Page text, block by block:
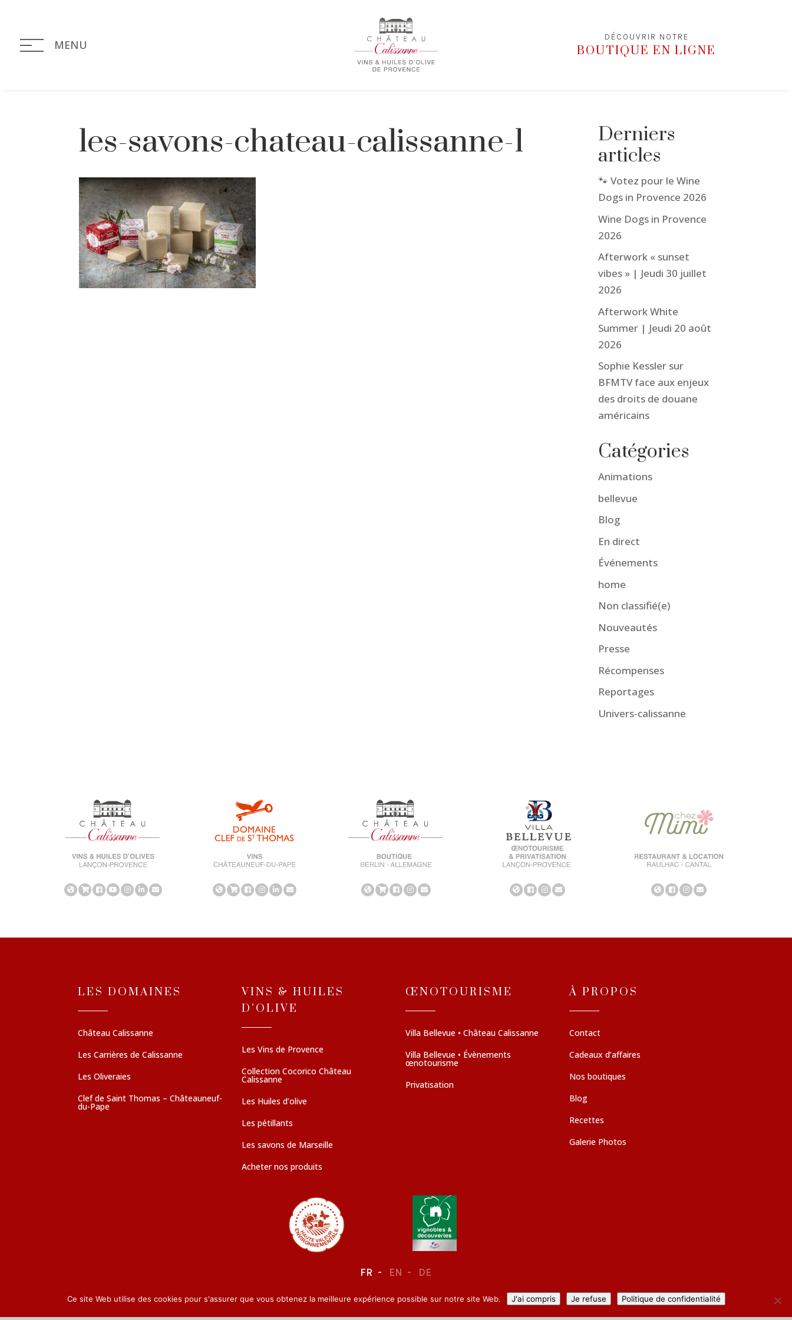
MENU
DÉCOUVRIR NOTRE
BOUTIQUE EN LIGNE
les-savons-chateau-calissanne-1
Derniers
articles
🐾 Votez pour le Wine
Dogs in Provence 2026
Wine Dogs in Provence
2026
Afterwork « sunset
vibes » | Jeudi 30 juillet
2026
Afterwork White
Summer | Jeudi 20 août
2026
Sophie Kessler sur
BFMTV face aux enjeux
des droits de douane
américains
Catégories
Animations
bellevue
Blog
En direct
Événements
home
Non classifié(e)
Nouveautés
Presse
Récompenses
Reportages
Univers-calissanne
LES DOMAINES
Château Calissanne
Les Carrières de Calissanne
Les Oliveraies
Clef de Saint Thomas – Châteauneuf-
du-Pape
VINS & HUILES
D'OLIVE
Les Vins de Provence
Collection Cocorico Château
Calissanne
Les Huiles d’olive
Les pétillants
Les savons de Marseille
Acheter nos produits
ŒNOTOURISME
Villa Bellevue • Château Calissanne
Villa Bellevue • Évènements
œnotourisme
Privatisation
À PROPOS
Contact
Cadeaux d’affaires
Nos boutiques
Blog
Recettes
Galerie Photos
FR EN DE
LEGAL NOTICE CONFIDENTIALITY
Ce site Web utilise des cookies pour s'assurer que vous obtenez la meilleure expérience possible sur notre site Web. J'ai compris Je refuse Politique de confidentialité